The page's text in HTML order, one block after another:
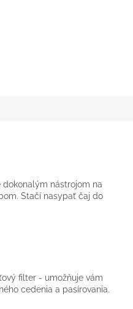
dokonalým nástrojom na
Stačí nasypať čaj do
filter - umožňuje vám
cedenia a pasírovania.